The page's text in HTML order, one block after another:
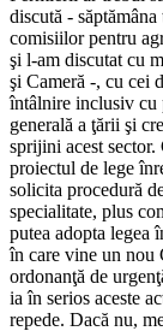
discută -
comisiilor pentru
şi l-am discutat cu
şi Cameră -, cu cei
întâlnire inclusiv cu
generală a ţării şi
sprijini acest
proiectul de lege
solicita procedură
specialitate, plus
putea adopta legea
în care vine un nou
ordonanţă de
ia în serios aceste
repede. Dacă nu,